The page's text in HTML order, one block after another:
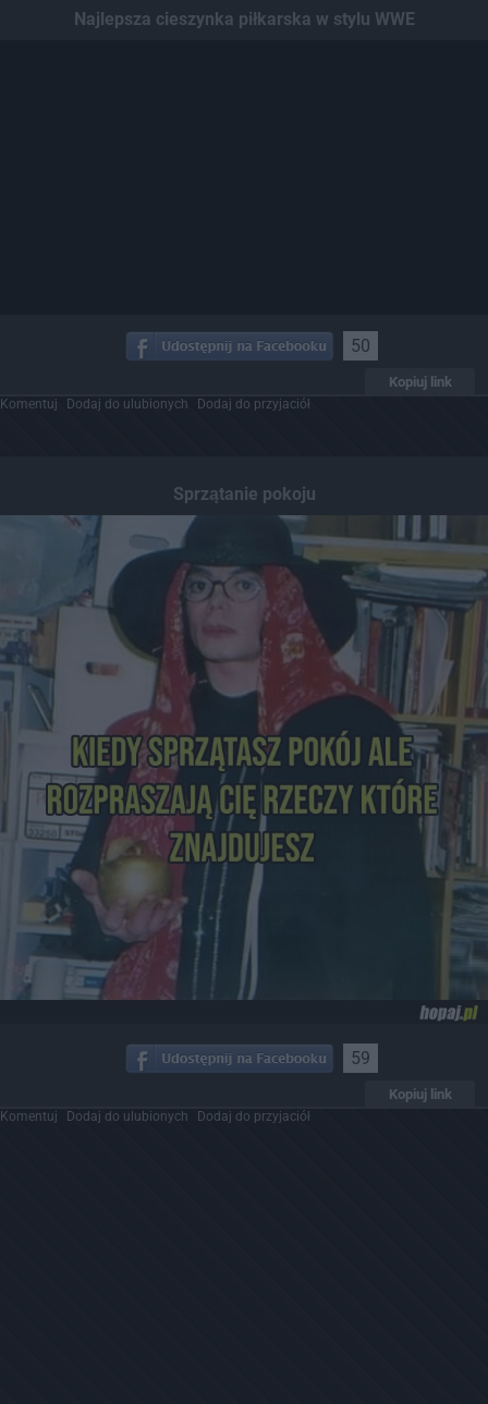
Najlepsza cieszynka piłkarska w stylu WWE
50
Kopiuj link
Komentuj Dodaj do ulubionych Dodaj do przyjaciół
Sprzątanie pokoju
59
Kopiuj link
Komentuj Dodaj do ulubionych Dodaj do przyjaciół